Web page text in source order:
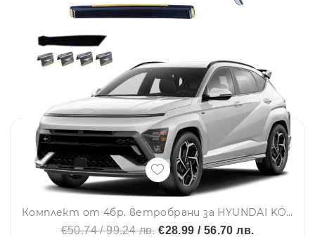
Комплект от 4бр. ветробрани за HYUNDAI KONA II 2023 г. +
€50.74 / 99.24 лв.€28.99 / 56.70 лв.